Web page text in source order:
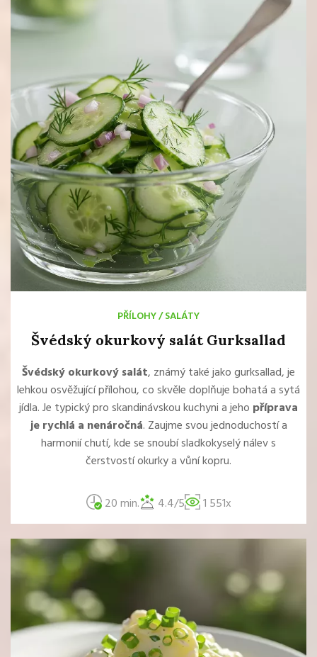
PŘÍLOHY/SALÁTY
Švédský okurkový salát Gurksallad
Švédský okurkový salát, známý také jako gurksallad, je
lehkou osvěžující přílohou, co skvěle doplňuje bohatá a sytá
jídla. Je typický pro skandinávskou kuchyni a jeho příprava
je rychlá a nenáročná. Zaujme svou jednoduchostí a
harmonií chutí, kde se snoubí sladkokyselý nálev s
čerstvostí okurky a vůní kopru.
20 min. 4.4/5 1 551x